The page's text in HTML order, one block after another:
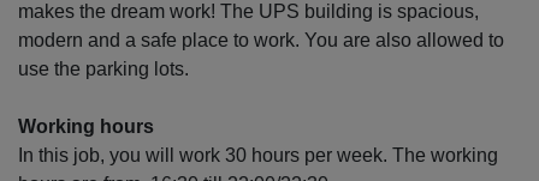
makes the dream work! The UPS building is spacious,
modern and a safe place to work. You are also allowed to
use the parking lots.
Working hours
In this job, you will work 30 hours per week. The working